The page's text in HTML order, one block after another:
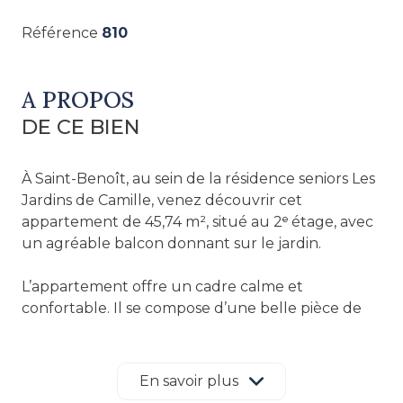
Référence 810
A PROPOS
DE CE BIEN
À Saint-Benoît, au sein de la résidence seniors Les
Jardins de Camille, venez découvrir cet
appartement de 45,74 m², situé au 2ᵉ étage, avec
un agréable balcon donnant sur le jardin.
L’appartement offre un cadre calme et
confortable. Il se compose d’une belle pièce de
verts de la résidence. Un parking extérieur
En savoir plus